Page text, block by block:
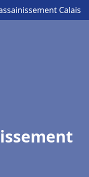
Calais